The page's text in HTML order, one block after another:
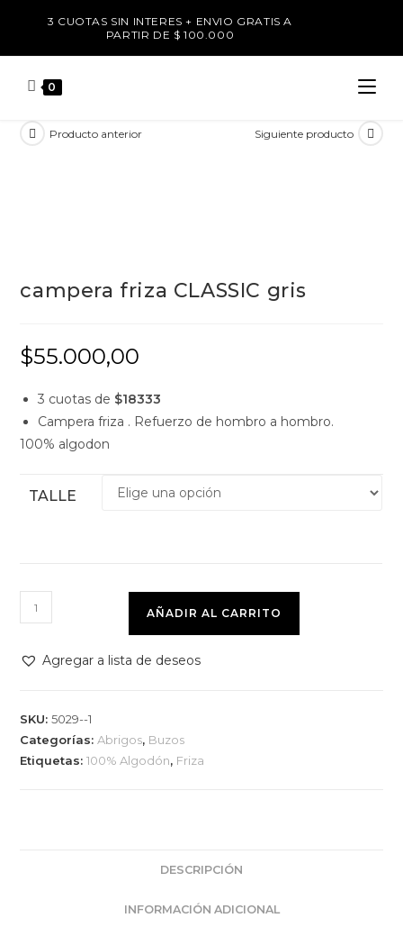
3 CUOTAS SIN INTERES + ENVIO GRATIS A
PARTIR DE $ 100.000
0
Producto anterior Siguiente producto
campera friza CLASSIC gris
$55.000,00
3 cuotas de $18333
Campera friza . Refuerzo de hombro a hombro.
100% algodon
TALLE
AÑADIR AL CARRITO
Agregar a lista de deseos
SKU:5029--1
Categorías: Abrigos, Buzos
Etiquetas:100% Algodón, Friza
DESCRIPCIÓN
INFORMACIÓN ADICIONAL